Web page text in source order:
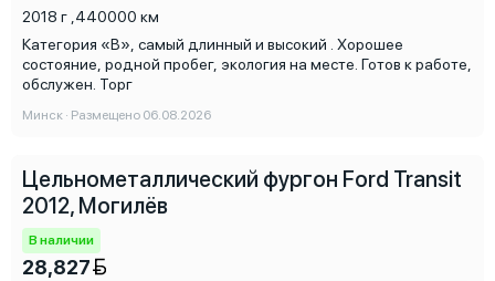
2018 г 440000 км
Категория «В», самый длинный и высокий . Хорошее
состояние, родной пробег, экология на месте. Готов к работе,
обслужен. Торг
Минск · Размещено 06.08.2026
Цельнометаллический фургон Ford Transit
2012, Могилёв
В наличии
28,827